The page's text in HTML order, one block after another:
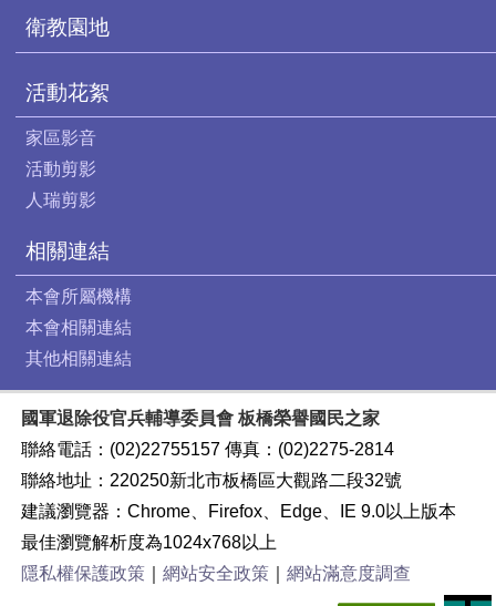
衛教園地
活動花絮
家區影音
活動剪影
人瑞剪影
相關連結
本會所屬機構
本會相關連結
其他相關連結
國軍退除役官兵輔導委員會 板橋榮譽國民之家
聯絡電話：(02)22755157 傳真：(02)2275-2814
聯絡地址：220250新北市板橋區大觀路二段32號
建議瀏覽器：Chrome、Firefox、Edge、IE 9.0以上版本
最佳瀏覽解析度為1024x768以上
隱私權保護政策｜ 網站安全政策｜ 網站滿意度調查